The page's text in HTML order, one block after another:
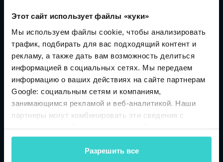
Этот сайт использует файлы «куки»
Мы используем файлы cookie, чтобы анализировать
трафик, подбирать для вас подходящий контент и
рекламу, а также дать вам возможность делиться
информацией в социальных сетях. Мы передаем
информацию о ваших действиях на сайте партнерам
Google: социальным сетям и компаниям,
занимающимся рекламой и веб-аналитикой. Наши
партнеры могут комбинировать эти сведения с
данными, которые они получили при использовании
Разрешить все
списках, блокировку SIM, «битые»
Подробнее
Ваше имя
Название компании
Email